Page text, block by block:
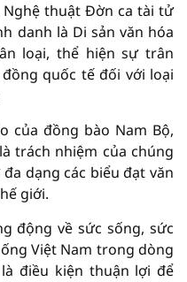
Nghệ thuật Đờn ca tài tử
danh là Di sản văn hóa
loại, thể hiện sự trân
quốc tế đối với loại
của đồng bào Nam Bộ,
trách nhiệm của chúng
dạng các biểu đạt văn
giới.
động về sức sống, sức
Việt Nam trong dòng
điều kiện thuận lợi để